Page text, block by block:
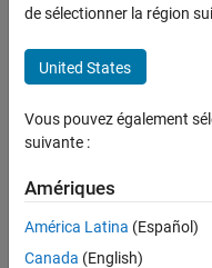
Catégorie
Opérations arithmétiques
Opérations relationnelles
Opérations sur des ensembles
Caractères spéciaux
permettant des
courants comme la
modulo et l’arrondi.
Pour plus
les tableaux
Fonctions
développer tout
de sélectionner la région
United States
Vous pouvez également
suivante :
Amériques
América Latina (Español)
Canada (English)